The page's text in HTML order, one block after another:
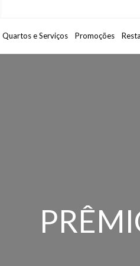
Quartos e Serviços Promoções